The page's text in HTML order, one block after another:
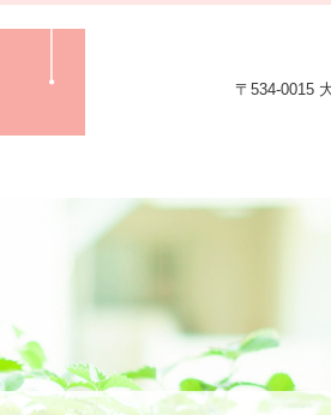
〒534-0015